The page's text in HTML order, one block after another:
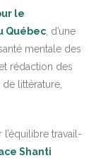
le
Québec , d’une
mentale des
rédaction des
littérature,
travail-
Shanti